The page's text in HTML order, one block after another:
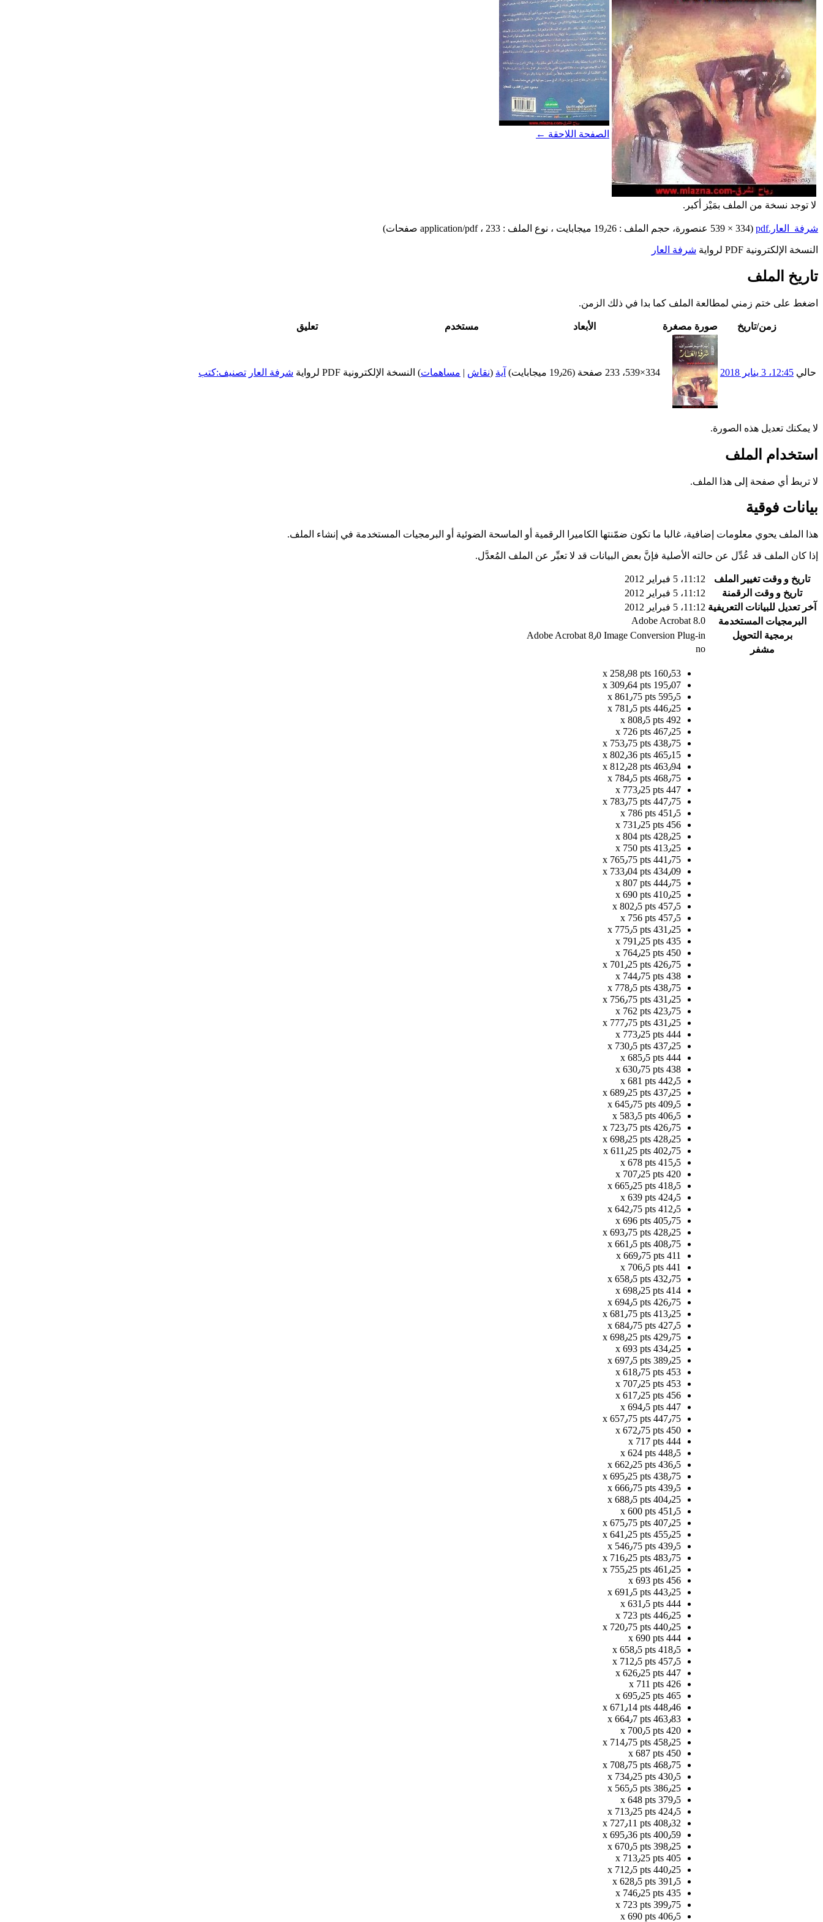
لا توجد نسخة من الملف بمَيْز أكبر.
الصفحة اللاحقة ←
شرفة_العار.pdf (334 × 539 عنصورة، حجم الملف : 19٫26 ميجابايت ، نوع الملف : application/pdf، 233 صفحات)
النسخة الإلكترونية PDF لرواية شرفة العار
تاريخ الملف
اضغط على ختم زمني لمطالعة الملف كما بدا في ذلك الزمن.
زمن/تاريخ صورة مصغرة الأبعاد مستخدم تعليق
حالي 12:45، 3 يناير 2018 334×539، 233 صفحة (19٫26 ميجابايت) آية (نقاش | مساهمات) النسخة الإلكترونية PDF لرواية شرفة العار تصنيف:كتب
لا يمكنك تعديل هذه الصورة.
استخدام الملف
لا تربط أي صفحة إلى هذا الملف.
بيانات فوقية
هذا الملف يحوي معلومات إضافية، غالبا ما تكون ضمّنتها الكاميرا الرقمية أو الماسحة الضوئية أو البرمجيات المستخدمة في إنشاء الملف.
إذا كان الملف قد عُدِّل عن حالته الأصلية فإنَّ بعض البيانات قد لا تعبِّر عن الملف المُعدَّل.
تاريخ و وقت تغيير الملف
11:12، 5 فبراير 2012
تاريخ و وقت الرقمنة
11:12، 5 فبراير 2012
آخر تعديل للبيانات التعريفية 11:12، 5 فبراير 2012
البرمجيات المستخدمة
Adobe Acrobat 8.0
برمجية التحويل
Adobe Acrobat 8٫0 Image Conversion Plug-in
مشفر
no
160٫53 x 258٫98 pts
195٫07 x 309٫64 pts
595٫5 x 861٫75 pts
446٫25 x 781٫5 pts
492 x 808٫5 pts
467٫25 x 726 pts
438٫75 x 753٫75 pts
465٫15 x 802٫36 pts
463٫94 x 812٫28 pts
468٫75 x 784٫5 pts
447 x 773٫25 pts
447٫75 x 783٫75 pts
451٫5 x 786 pts
456 x 731٫25 pts
428٫25 x 804 pts
413٫25 x 750 pts
441٫75 x 765٫75 pts
434٫09 x 733٫04 pts
444٫75 x 807 pts
410٫25 x 690 pts
457٫5 x 802٫5 pts
457٫5 x 756 pts
431٫25 x 775٫5 pts
435 x 791٫25 pts
450 x 764٫25 pts
426٫75 x 701٫25 pts
438 x 744٫75 pts
438٫75 x 778٫5 pts
431٫25 x 756٫75 pts
423٫75 x 762 pts
431٫25 x 777٫75 pts
444 x 773٫25 pts
437٫25 x 730٫5 pts
444 x 685٫5 pts
438 x 630٫75 pts
442٫5 x 681 pts
437٫25 x 689٫25 pts
409٫5 x 645٫75 pts
406٫5 x 583٫5 pts
426٫75 x 723٫75 pts
428٫25 x 698٫25 pts
402٫75 x 611٫25 pts
415٫5 x 678 pts
420 x 707٫25 pts
418٫5 x 665٫25 pts
424٫5 x 639 pts
412٫5 x 642٫75 pts
405٫75 x 696 pts
428٫25 x 693٫75 pts
408٫75 x 661٫5 pts
411 x 669٫75 pts
441 x 706٫5 pts
432٫75 x 658٫5 pts
414 x 698٫25 pts
426٫75 x 694٫5 pts
413٫25 x 681٫75 pts
427٫5 x 684٫75 pts
429٫75 x 698٫25 pts
434٫25 x 693 pts
389٫25 x 697٫5 pts
453 x 618٫75 pts
453 x 707٫25 pts
456 x 617٫25 pts
447 x 694٫5 pts
447٫75 x 657٫75 pts
450 x 672٫75 pts
444 x 717 pts
448٫5 x 624 pts
436٫5 x 662٫25 pts
438٫75 x 695٫25 pts
439٫5 x 666٫75 pts
404٫25 x 688٫5 pts
451٫5 x 600 pts
407٫25 x 675٫75 pts
455٫25 x 641٫25 pts
439٫5 x 546٫75 pts
483٫75 x 716٫25 pts
461٫25 x 755٫25 pts
456 x 693 pts
443٫25 x 691٫5 pts
444 x 631٫5 pts
446٫25 x 723 pts
440٫25 x 720٫75 pts
444 x 690 pts
418٫5 x 658٫5 pts
457٫5 x 712٫5 pts
447 x 626٫25 pts
426 x 711 pts
465 x 695٫25 pts
448٫46 x 671٫14 pts
463٫83 x 664٫7 pts
420 x 700٫5 pts
458٫25 x 714٫75 pts
450 x 687 pts
468٫75 x 708٫75 pts
430٫5 x 734٫25 pts
386٫25 x 565٫5 pts
379٫5 x 648 pts
424٫5 x 713٫25 pts
408٫32 x 727٫11 pts
400٫59 x 695٫36 pts
398٫25 x 670٫5 pts
405 x 713٫25 pts
440٫25 x 712٫5 pts
391٫5 x 628٫5 pts
435 x 746٫25 pts
399٫75 x 723 pts
406٫5 x 690 pts